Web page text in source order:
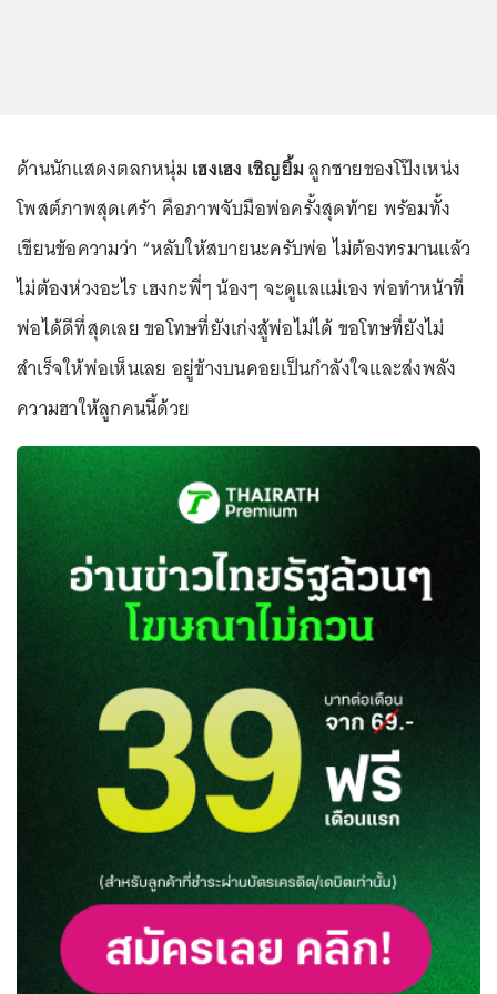
ด้านนักแสดงตลกหนุ่ม เฮงเฮง เชิญยิ้มลูกชายของโป๊งเหน่ง
โพสต์ภาพสุดเศร้า คือภาพจับมือพ่อครั้งสุดท้าย พร้อมทั้ง
เขียนข้อความว่า “หลับให้สบายนะครับพ่อ ไม่ต้องทรมานแล้ว
ไม่ต้องห่วงอะไร เฮงกะพี่ๆ น้องๆ จะดูแลแม่เอง พ่อทำหน้าที่
พ่อได้ดีที่สุดเลย ขอโทษที่ยังเก่งสู้พ่อไม่ได้ ขอโทษที่ยังไม่
สำเร็จให้พ่อเห็นเลย อยู่ข้างบนคอยเป็นกำลังใจและส่งพลัง
ความฮาให้ลูกคนนี้ด้วย